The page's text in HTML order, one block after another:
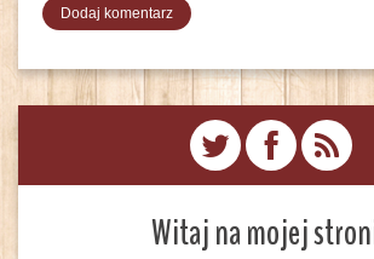
Witaj na mojej